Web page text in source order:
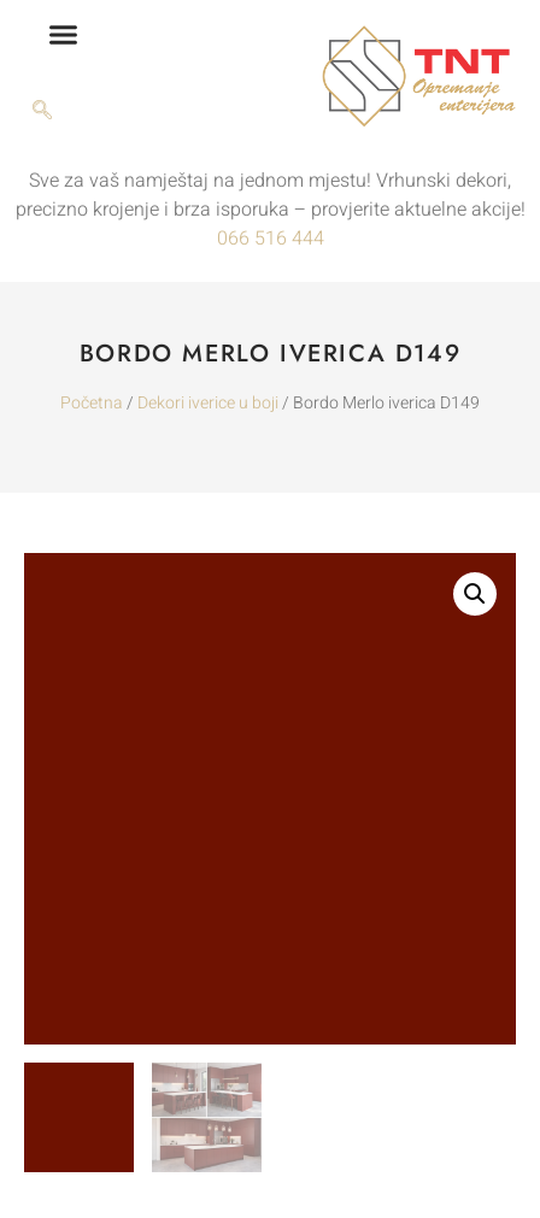
Sve za vaš namještaj na jednom mjestu! Vrhunski dekori,
precizno krojenje i brza isporuka – provjerite aktuelne akcije!
066 516 444
BORDO MERLO IVERICA D149
Početna/ Dekori iverice u boji/ Bordo Merlo iverica D149